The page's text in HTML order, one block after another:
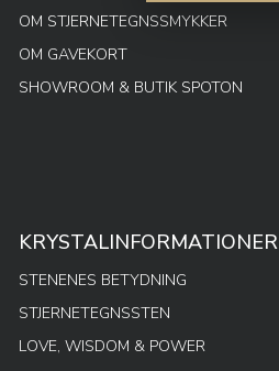
OM STJERNETEGNSSMYKKER
OM GAVEKORT
SHOWROOM & BUTIK SPOTON
KRYSTALINFORMATIONER
STENENES BETYDNING
STJERNETEGNSSTEN
LOVE, WISDOM & POWER